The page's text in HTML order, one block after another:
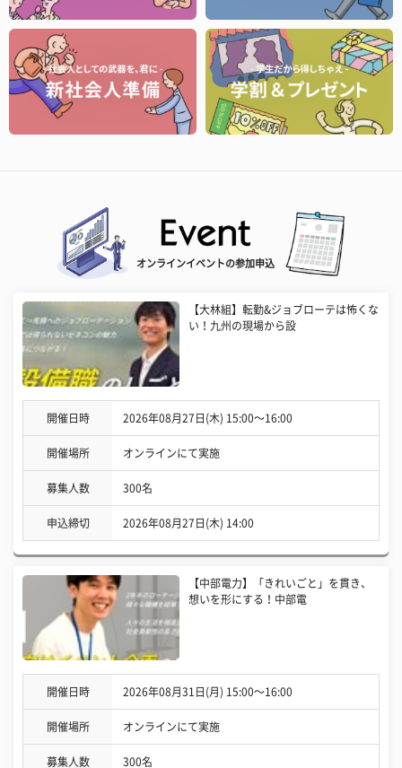
オンラインイベントの参加申込
【大林組】転勤&ジョブローテは怖くな
い！九州の現場から設
開催日時 2026年08月27日(木) 15:00〜16:00
開催場所 オンラインにて実施
募集人数 300名
申込締切 2026年08月27日(木) 14:00
【中部電力】「きれいごと」を貫き、
想いを形にする！中部電
開催日時 2026年08月31日(月) 15:00〜16:00
開催場所 オンラインにて実施
募集人数 300名